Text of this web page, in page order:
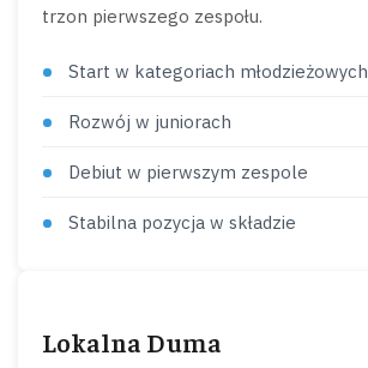
trzon pierwszego zespołu.
Start w kategoriach młodzieżowych
Rozwój w juniorach
Debiut w pierwszym zespole
Stabilna pozycja w składzie
Lokalna Duma